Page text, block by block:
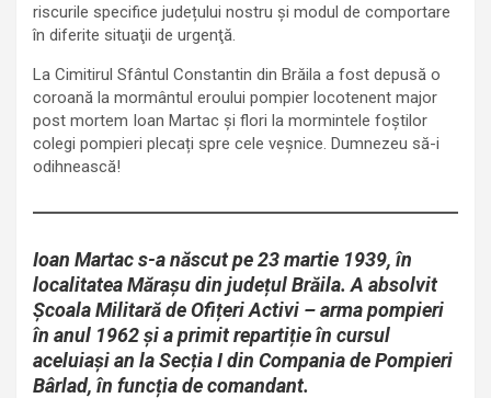
riscurile specifice județului nostru şi modul de comportare
în diferite situaţii de urgenţă.
La Cimitirul Sfântul Constantin din Brăila a fost depusă o
coroană la mormântul eroului pompier locotenent major
post mortem Ioan Martac și flori la mormintele foștilor
colegi pompieri plecați spre cele veșnice. Dumnezeu să-i
odihnească!
Ioan Martac s-a născut pe 23 martie 1939, în
localitatea Mărașu din județul Brăila. A absolvit
Școala Militară de Ofițeri Activi – arma pompieri
în anul 1962 și a primit repartiție în cursul
aceluiași an la Secția I din Compania de Pompieri
Bârlad, în funcția de comandant.